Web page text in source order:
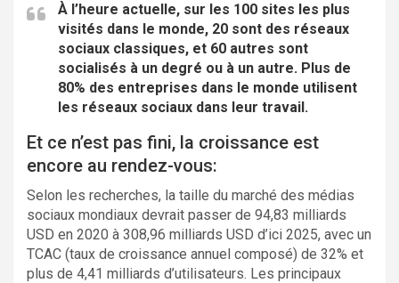
À l’heure actuelle, sur les 100 sites les plus
visités dans le monde, 20 sont des réseaux
sociaux classiques, et 60 autres sont
socialisés à un degré ou à un autre. Plus de
80% des entreprises dans le monde utilisent
les réseaux sociaux dans leur travail.
Et ce n’est pas fini, la croissance est
encore au rendez-vous:
Selon les recherches, la taille du marché des médias
sociaux mondiaux devrait passer de 94,83 milliards
USD en 2020 à 308,96 milliards USD d’ici 2025, avec un
TCAC (taux de croissance annuel composé) de 32% et
plus de 4,41 milliards d’utilisateurs. Les principaux